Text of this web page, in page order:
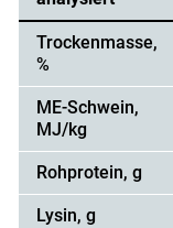
Trockenmasse,
%
ME-Schwein,
MJ/kg
Rohprotein, g
Lysin, g